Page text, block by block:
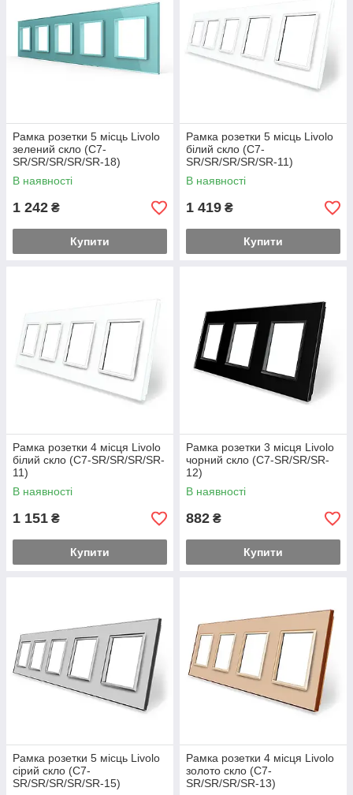
Рамка розетки 5 місць Livolo
зелений скло (C7-
SR/SR/SR/SR/SR-18)
В наявності
1 242 ₴
Купити
Рамка розетки 5 місць Livolo
білий скло (C7-
SR/SR/SR/SR/SR-11)
В наявності
1 419 ₴
Купити
Рамка розетки 4 місця Livolo
білий скло (C7-SR/SR/SR/SR-
11)
В наявності
1 151 ₴
Купити
Рамка розетки 3 місця Livolo
чорний скло (C7-SR/SR/SR-
12)
В наявності
882 ₴
Купити
Рамка розетки 5 місць Livolo
сірий скло (C7-
SR/SR/SR/SR/SR-15)
Рамка розетки 4 місця Livolo
золото скло (C7-
SR/SR/SR/SR-13)